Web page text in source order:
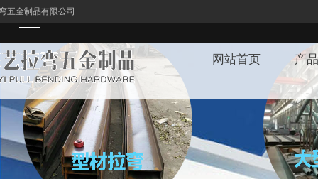
五金制品有限公司
网站首页 产